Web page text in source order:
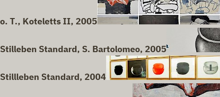
o. T., Koteletts II, 2005
Stilleben Standard, S. Bartolomeo, 2005
Stillleben Standard, 2004